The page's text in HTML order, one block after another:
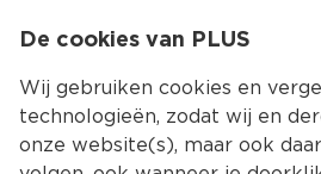
De cookies van PLUS
Wij gebruiken cookies en
technologieën, zodat wij en
onze website(s), maar ook